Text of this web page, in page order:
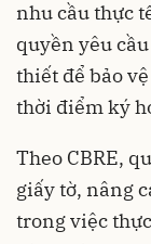
nhu cầu thực
quyền yêu
thiết để bảo
thời điểm ký
Theo CBRE,
giấy tờ, nâng
trong việc